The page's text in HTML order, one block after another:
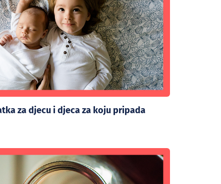
za djecu i djeca za koju pripada